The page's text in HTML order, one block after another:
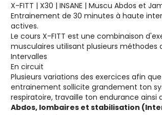
X-FITT | X30 | INSANE | Muscu Abdos et
Entrainement de 30 minutes à haute
actives.
Le cours X-FITT est une combinaison
musculaires utilisant plusieurs méthodes
Intervalles
En circuit
Plusieurs variations des exercices afin
entrainement sollicite grandement ton
respiratoire, travaille ton endurance ainsi
Abdos, lombaires et stabilisation